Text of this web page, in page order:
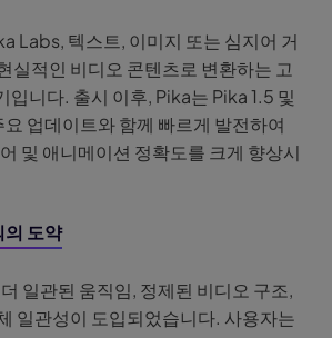
Labs, 텍스트, 이미지 또는 심지어 거
실적인 비디오 콘텐츠로 변환하는 고
입니다. 출시 이후, Pika는 Pika 1.5 및
업데이트와 함께 빠르게 발전하여
및 애니메이션 정확도를 크게 향상시
도약
일관된 움직임, 정제된 비디오 구조,
일관성이 도입되었습니다. 사용자는